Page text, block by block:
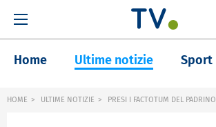
Home Ultime notizie Sport
HOME ULTIME NOTIZIE PRESI I FACTOTUM DEL PADRINO